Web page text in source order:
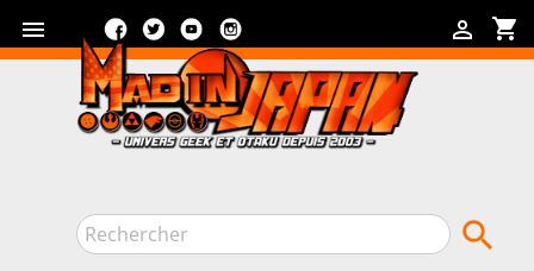
 shopping_cart

FacebookTwitterYouTube
